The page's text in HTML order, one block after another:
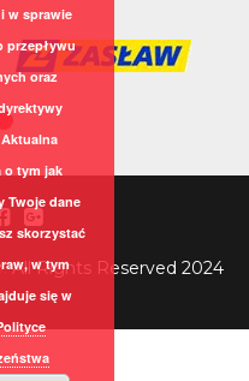
All Rights Reserved 2024
w sprawie
przepływu
oraz
Aktualna
o tym jak
Twoje dane
skorzystać
w tym
się w